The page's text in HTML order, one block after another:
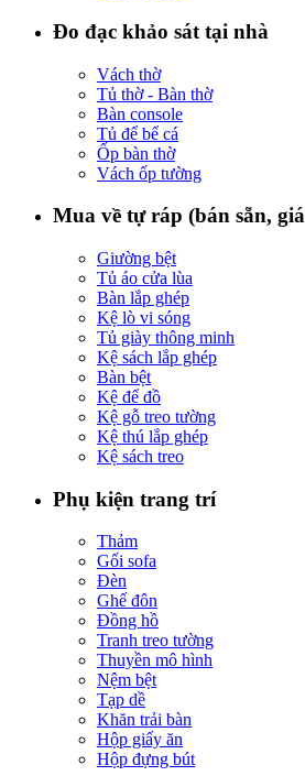
Đo đạc khảo sát tại nhà
Vách thờ
Tủ thờ - Bàn thờ
Bàn console
Tủ để bể cá
Ốp bàn thờ
Vách ốp tường
Mua về tự ráp (bán sẵn,
Giường bệt
Tủ áo cửa lùa
Bàn lắp ghép
Kệ lò vi sóng
Tủ giày thông minh
Kệ sách lắp ghép
Bàn bệt
Kệ để đồ
Kệ gỗ treo tường
Kệ thú lắp ghép
Kệ sách treo
Phụ kiện trang trí
Thảm
Gối sofa
Đèn
Ghế đôn
Đồng hồ
Tranh treo tường
Thuyền mô hình
Nệm bệt
Tạp dề
Khăn trải bàn
Hộp giấy ăn
Hộp đựng bút